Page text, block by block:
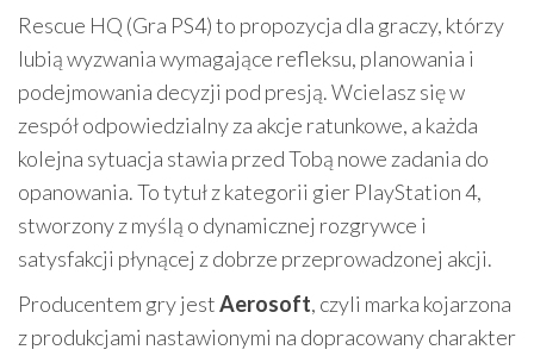
Rescue HQ (Gra PS4) to propozycja dla graczy, którzy
lubią wyzwania wymagające refleksu, planowania i
podejmowania decyzji pod presją. Wcielasz się w
zespół odpowiedzialny za akcje ratunkowe, a każda
kolejna sytuacja stawia przed Tobą nowe zadania do
opanowania. To tytuł z kategorii gier PlayStation 4,
stworzony z myślą o dynamicznej rozgrywce i
satysfakcji płynącej z dobrze przeprowadzonej akcji.
Producentem gry jestAerosoft, czyli marka kojarzona
z produkcjami nastawionymi na dopracowany charakter